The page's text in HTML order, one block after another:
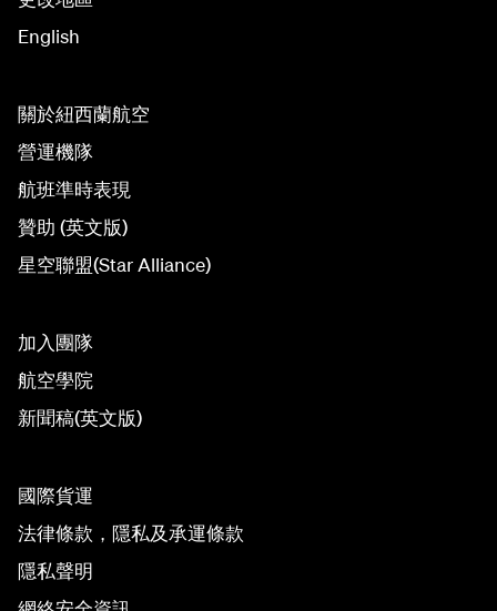
English
關於紐西蘭航空
營運機隊
航班準時表現
贊助 (英文版)
星空聯盟(Star Alliance)
加入團隊
航空學院
新聞稿(英文版)
國際貨運
法律條款，隱私及承運條款
隱私聲明